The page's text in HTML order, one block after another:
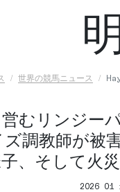
世界の競馬ニュース
むリンジー
調教師が被
、そして火
2026 01